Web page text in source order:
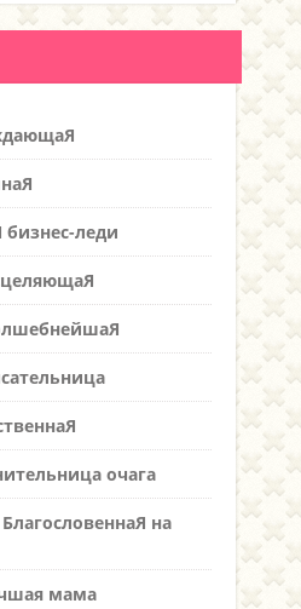
бизнес-леди
очага
на
мама